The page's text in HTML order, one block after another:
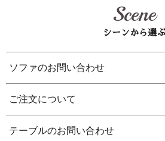
Scene
シーンから選ぶ
ソファのお問い合わせ
ご注文について
テーブルのお問い合わせ